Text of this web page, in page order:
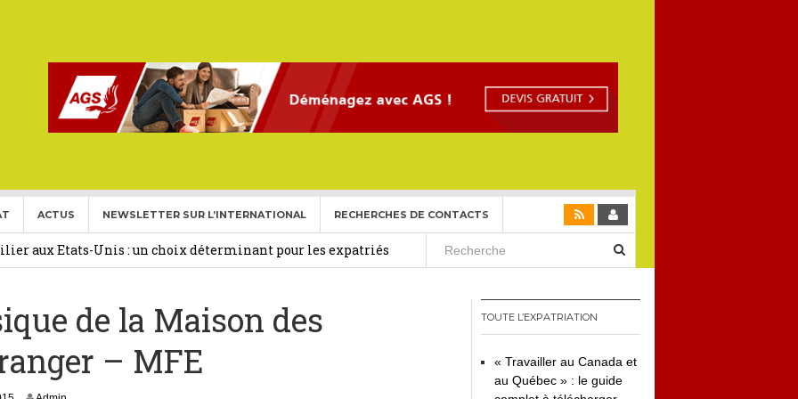
ACTUS NEWSLETTER SUR L’INTERNATIONAL RECHERCHES DE CONTACTS
aux Etats Unis pour l’année 2026-2027. 27 février 2026
aux Etats-Unis : un choix déterminant pour les expatriés
Expatriés 30 novembre 2025
Card)
2 novembre 2024
de la Maison des
– MFE
TOUTE L’EXPATRIATION
« Travailler au Canada et
au Québec » : le guide